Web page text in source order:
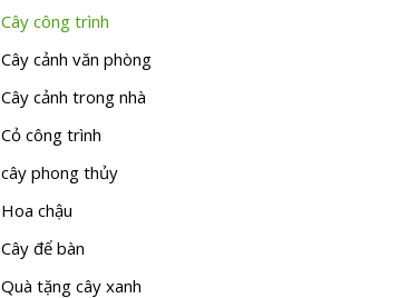
Cây công trình
Cây cảnh văn phòng
Cây cảnh trong nhà
Cỏ công trình
cây phong thủy
Hoa chậu
Cây để bàn
Quà tặng cây xanh